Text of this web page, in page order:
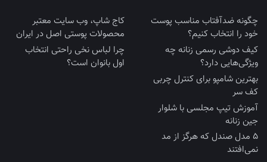
چگونه ضدآفتاب مناسب پوست
خود را انتخاب کنیم؟
کیف دوشی رسمی زنانه چه
ویژگی‌هایی دارد؟
بهترین شامپو برای کنترل چربی
کف سر
آموزش تیپ مجلسی با شلوار
جین زنانه
5 مدل صندل که هرگز از مد
نمی‌افتند
کاج شاپ، وب سایت معتبر
محصولات پوستی اصل در ایران
چرا لباس نخی راحتی انتخاب
اول بانوان است؟